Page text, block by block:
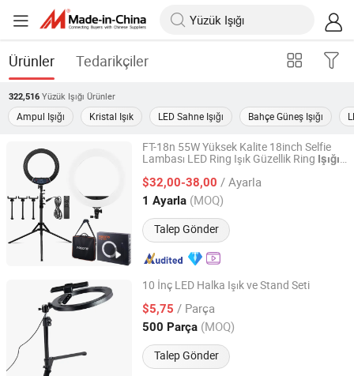
Ürünler Tedarikçiler
322,516 Yüzük Işığı Ürünler
Ampul Işığı Kristal Işık LED Sahne Işığı Bahçe Güneş Işığı
FT-18n 55W Yüksek Kalite 18inch Selfie
Lambası LED Ring Işık Güzellik Ring Işığı
Tiktok için
$32,00-38,00 / Ayarla
1 Ayarla (MOQ)
Talep Gönder
Guangzhou Futu Intelligent Technology Co., Ltd
Guangdong, China Fiyat 2024
10 İnç LED Halka Işık ve Stand Seti
$5,75 / Parça
500 Parça (MOQ)
Talep Gönder
Chinapack Ningbo Import & Export Co., Ltd.
Zhejiang, China Fiyat 2013